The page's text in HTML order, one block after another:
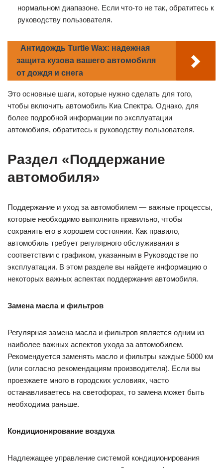
Заведите двигатель:Чтобы завести двигатель,
двигатель запускается с первого раза, но если нет,
Проверьте показания приборов:
показатели на приборной панели находятся в
нормальном диапазоне. Если что-то не так, обратитесь к
руководству пользователя.
защита кузова вашего автомобиля
от дождя и снега
чтобы включить автомобиль Киа Спектра. Однако, для
более подробной информации по эксплуатации
автомобиля, обратитесь к руководству пользователя.
Раздел «Поддержание
автомобиля»
Поддержание и уход за автомобилем — важные процессы,
сохранить его в хорошем состоянии. Как правило,
автомобиль требует регулярного обслуживания в
соответствии с графиком, указанным в Руководстве по
эксплуатации. В этом разделе вы найдете информацию о
некоторых важных аспектах поддержания автомобиля.
Замена масла и фильтров
Регулярная замена масла и фильтров является одним из
Рекомендуется заменять масло и фильтры каждые 5000 км